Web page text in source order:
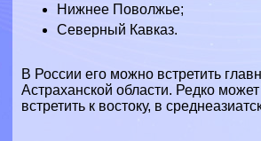
Нижнее Поволжье;
Северный Кавказ.
В России его можно встретить
Астpaxaнской области. Редко
встретить к востоку, в